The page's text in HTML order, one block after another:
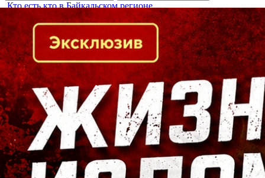
Кто есть кто в Байкальском регионе